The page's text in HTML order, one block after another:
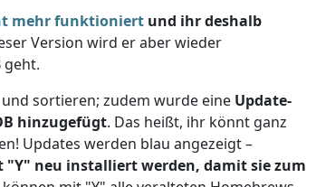
mehr funktioniert und ihr deshalb
Version wird er aber wieder
geht.
sortieren; zudem wurde eine Update-
hinzugefügt. Das heißt, ihr könnt ganz
Updates werden blau angezeigt –
neu installiert werden, damit sie zum